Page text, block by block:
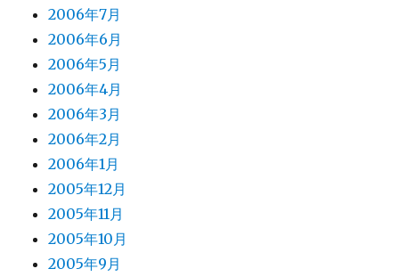
2006年7月
2006年6月
2006年5月
2006年4月
2006年3月
2006年2月
2006年1月
2005年12月
2005年11月
2005年10月
2005年9月